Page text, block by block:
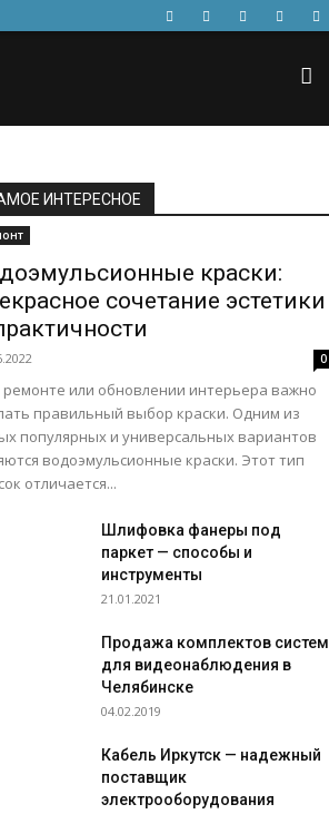
ИНТЕРЕСНОЕ
краски:
сочетание эстетики
0
ремонте или обновлении интерьера важно
правильный выбор краски. Одним из
популярных и универсальных вариантов
водоэмульсионные краски. Этот тип
отличается...
Шлифовка фанеры под
паркет — способы и
инструменты
21.01.2021
Продажа комплектов систем
для видеонаблюдения в
Челябинске
04.02.2019
Кабель Иркутск — надежный
поставщик
электрооборудования